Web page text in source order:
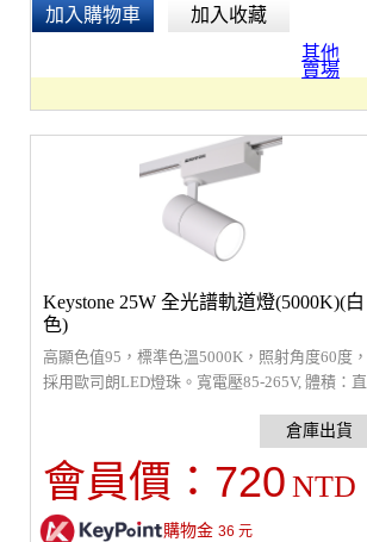
加入購物車
加入收藏
其他
賣場
Keystone 25W 全光譜軌道燈(5000K)(白
色)
高顯色值95，標準色溫5000K，照射角度60度，
採用歐司朗LED燈珠。寬電壓85-265V, 體積：直
會員價： 720 NTD
購物金 36 元